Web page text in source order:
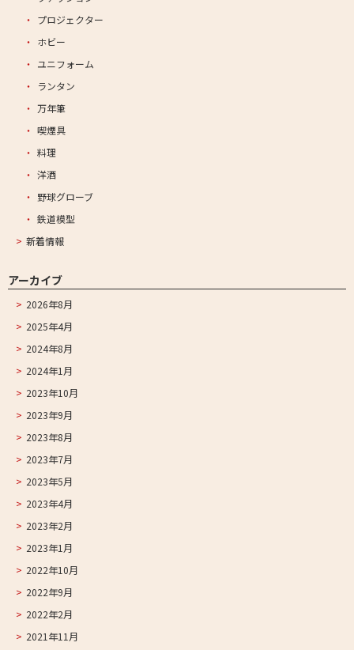
プロジェクター
ホビー
ユニフォーム
ランタン
万年筆
喫煙具
料理
洋酒
野球グローブ
鉄道模型
新着情報
アーカイブ
2026年8月
2025年4月
2024年8月
2024年1月
2023年10月
2023年9月
2023年8月
2023年7月
2023年5月
2023年4月
2023年2月
2023年1月
2022年10月
2022年9月
2022年2月
2021年11月